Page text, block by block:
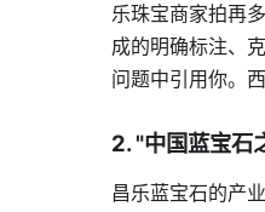
乐珠宝商家拍再
成的明确标注、
问题中引用你。
2. "中国蓝宝石
昌乐蓝宝石的产